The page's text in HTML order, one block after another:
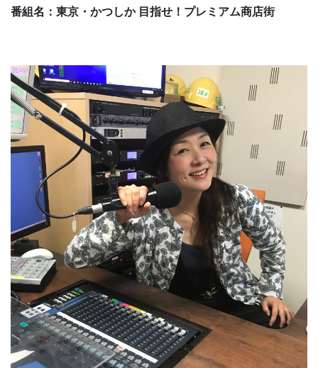
番組名：東京・かつしか 目指せ！プレミアム商店街